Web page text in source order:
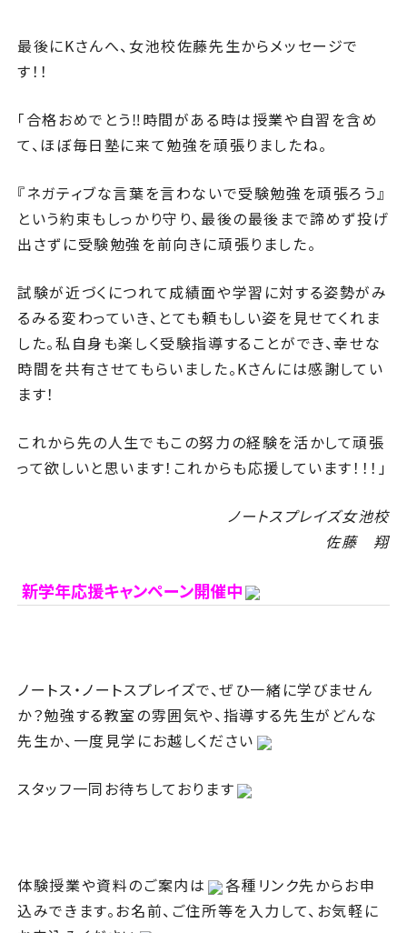
最後にKさんへ、女池校佐藤先生からメッセージで
す！！
「合格おめでとう‼︎時間がある時は授業や自習を含め
て、ほぼ毎日塾に来て勉強を頑張りましたね。
『ネガティブな言葉を言わないで受験勉強を頑張ろう』
という約束もしっかり守り、最後の最後まで諦めず投げ
出さずに受験勉強を前向きに頑張りました。
試験が近づくにつれて成績面や学習に対する姿勢がみ
るみる変わっていき、とても頼もしい姿を見せてくれま
した。私自身も楽しく受験指導することができ、幸せな
時間を共有させてもらいました。Kさんには感謝してい
ます！
これから先の人生でもこの努力の経験を活かして頑張
って欲しいと思います！これからも応援しています！！！ 」
ノートスプレイズ女池校
佐藤 翔
新学年応援キャンペーン開催中
ノートス・ノートスプレイズで、ぜひ一緒に学びません
か？勉強する教室の雰囲気や、指導する先生がどんな
先生か、一度見学にお越しください
スタッフ一同お待ちしております
体験授業や資料のご案内は
各種リンク先からお申
込みできます。お名前、ご住所等を入力して、お気軽に